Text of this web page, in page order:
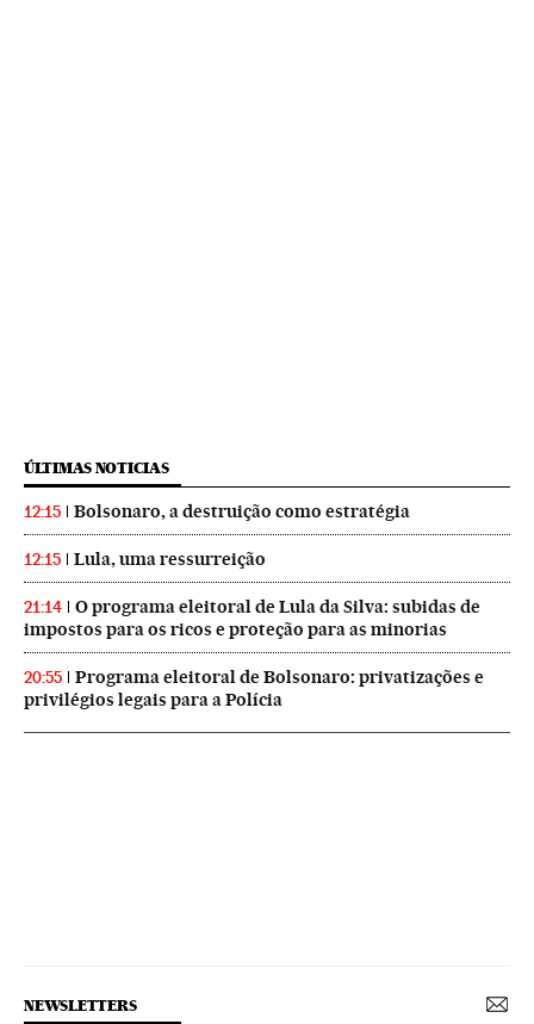
ÚLTIMAS NOTICIAS
12:15 Bolsonaro, a destruição como estratégia
12:15 Lula, uma ressurreição
21:14
O programa eleitoral de Lula da Silva: subidas de
impostos para os ricos e proteção para as minorias
20:55
Programa eleitoral de Bolsonaro: privatizações e
privilégios legais para a Polícia
NEWSLETTERS